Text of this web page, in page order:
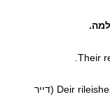
תעתיק לטיני ועברי: Deir rileishenship lasted ei hol yir (דייר